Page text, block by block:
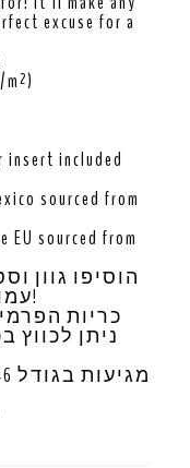
excuse for a
insert included
sourced from
EU sourced from
הוסיפו גוון
עמוסות בסגנון ונוחות להפליא!
כריות
ניתן לכווץ